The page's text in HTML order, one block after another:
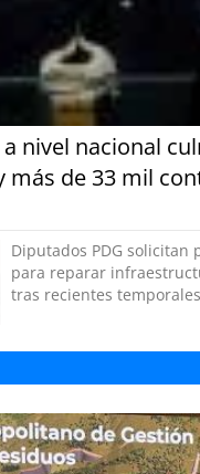
nivel nacional
más de 33 mil
Diputados PDG solicitan
para reparar
tras recientes temporales